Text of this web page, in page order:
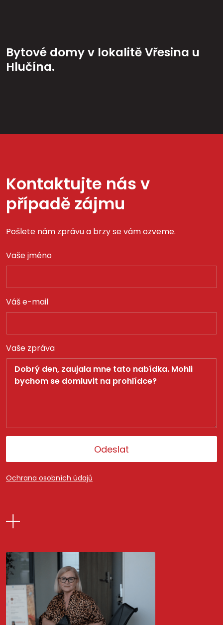
Bytové domy v lokalitě Vřesina u
Hlučína.
Kontaktujte nás v
případě zájmu
Pošlete nám zprávu a brzy se vám ozveme.
Vaše jméno
Váš e-mail
Vaše zpráva
Odeslat
Ochrana osobních údajů